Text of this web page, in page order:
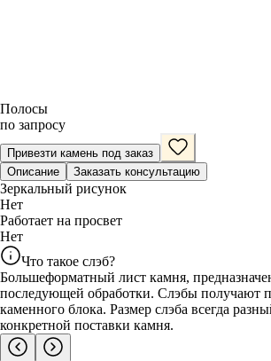
Полосы
по запросу
Привезти камень под заказ
Описание
Заказать консультацию
Зеркальный рисунок
Нет
Работает на просвет
Нет
Что такое слэб?
Большеформатный лист камня,
последующей обработки. Слэбы получают
каменного блока. Размер слэба всегда
конкретной поставки камня.